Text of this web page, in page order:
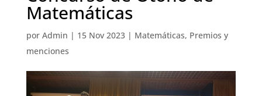
Matemáticas
por Admin | 15 Nov 2023| Matemáticas, Premios y
menciones